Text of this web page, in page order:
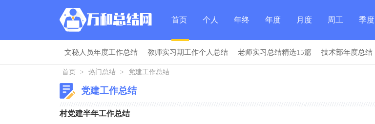
首页 个人 年终 年度 月度 周工 季度
文秘人员年度工作总结 教师实习期工作个人总结 老师实习总结精选15篇 技术部年度总结
首页 > 热门总结 > 党建工作总结
党建工作总结
村党建半年工作总结